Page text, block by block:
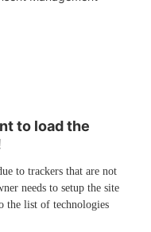
to load the
to trackers that are not
needs to setup the site
the list of technologies